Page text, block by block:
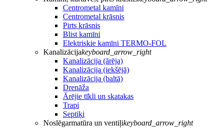
Centrometal kamīni
Centrometal krāsnis
Pirts krāsnis
Blist kamīni
Elektriskie kamīni TERMO-FOL
Kanalizācijakeyboard_arrow_right
Kanalizācija (ārēja)
Kanalizācija (iekšējā)
Kanalizācija (baltā)
Drenāža
Ārējie tīkli un skatakas
Trapi
Septiķi
Noslēgarmatūra un ventiļikeyboard_arrow_right